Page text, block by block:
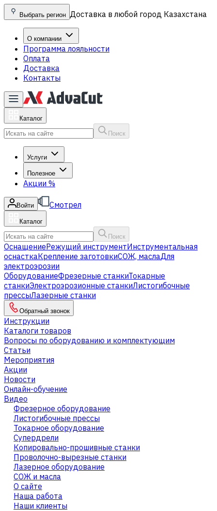
Выбрать регион Доставка в любой город Казахстана
О компании
Программа лояльности
Оплата
Доставка
Контакты
Каталог
Поиск
Услуги
Полезное
Акции %
Войти Смотрел
Каталог
Поиск
ОснащениеРежущий инструментИнструментальная
оснасткаКрепление заготовкиСОЖ, маслаДля
электроэрозии
ОборудованиеФрезерные станкиТокарные
станкиЭлектроэрозионные станкиЛистогибочные
прессыЛазерные станки
Обратный звонок
Инструкции
Каталоги товаров
Вопросы по оборудованию и комплектующим
Статьи
Мероприятия
Акции
Новости
Онлайн-обучение
Видео
Фрезерное оборудование
Листогибочные прессы
Токарное оборудование
Cупердрели
Копировально-прошивные станки
Проволочно-вырезные станки
Лазерное оборудование
СОЖ и масла
О сайте
Наша работа
Наши клиенты